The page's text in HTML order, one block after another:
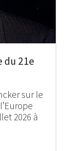
du 21e
sur le
2026 à